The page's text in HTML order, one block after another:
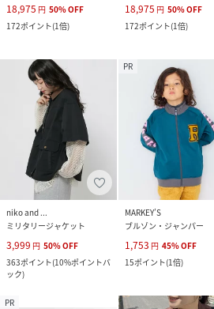
18,975 円 50%OFF
172ポイント(1倍)
18,975 円 50%OFF
172ポイント(1倍)
niko and ...
ミリタリージャケット
3,999 円 50%OFF
363ポイント(10%ポイントバ
ック)
PR
MARKEY’S
ブルゾン・ジャンパー
1,753 円 45%OFF
15ポイント(1倍)
PR